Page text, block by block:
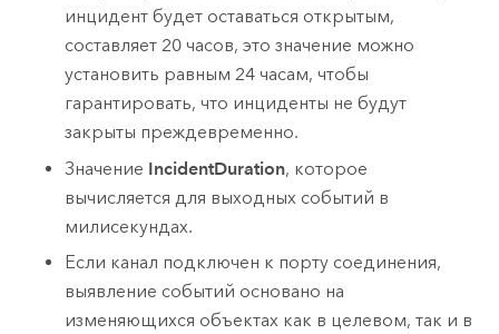
инцидент будет оставаться открытым,
составляет 20 часов, это значение можно
установить равным 24 часам, чтобы
гарантировать, что инциденты не будут
закрыты преждевременно.
Значение IncidentDuration, которое
вычисляется для выходных событий в
милисекундах.
Если канал подключен к порту соединения,
выявление событий основано на
изменяющихся объектах как в целевом, так и в